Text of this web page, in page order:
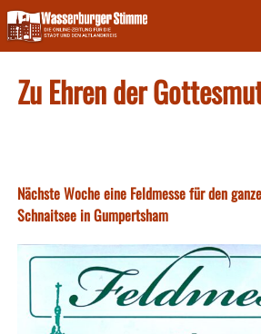
Skip
to
content
Zu Ehren der
Nächste Woche eine Feldmesse für den
Schnaitsee in Gumpertsham